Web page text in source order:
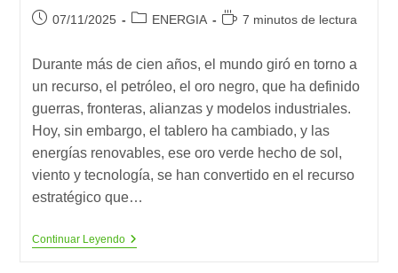
Publicación
entrada:
07/11/2025
Categoría
entrada:
ENERGIA
Tiempo7 minutos de lectura
Durante más de cien años, el mundo giró en torno a
un recurso, el petróleo, el oro negro, que ha definido
guerras, fronteras, alianzas y modelos industriales.
Hoy, sin embargo, el tablero ha cambiado, y las
energías renovables, ese oro verde hecho de sol,
viento y tecnología, se han convertido en el recurso
estratégico que…
Continuar LeyendoAlgunos